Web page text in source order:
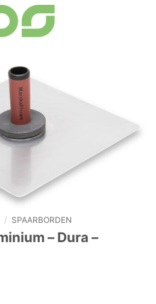
/ SPAARBORDEN
– Dura –